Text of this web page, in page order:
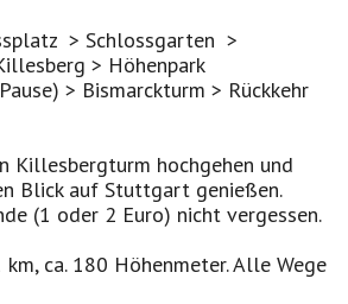
> Schlossgarten >
> Höhenpark
> Bismarckturm > Rückkehr
Killesbergturm hochgehen und
Blick auf Stuttgart genießen.
(1 oder 2 Euro) nicht vergessen.
km, ca. 180 Höhenmeter. Alle Wege